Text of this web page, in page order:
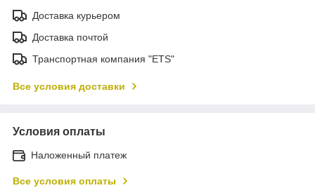
Доставка курьером
Доставка почтой
Транспортная компания "ETS"
Все условия доставки
Условия оплаты
Наложенный платеж
Все условия оплаты